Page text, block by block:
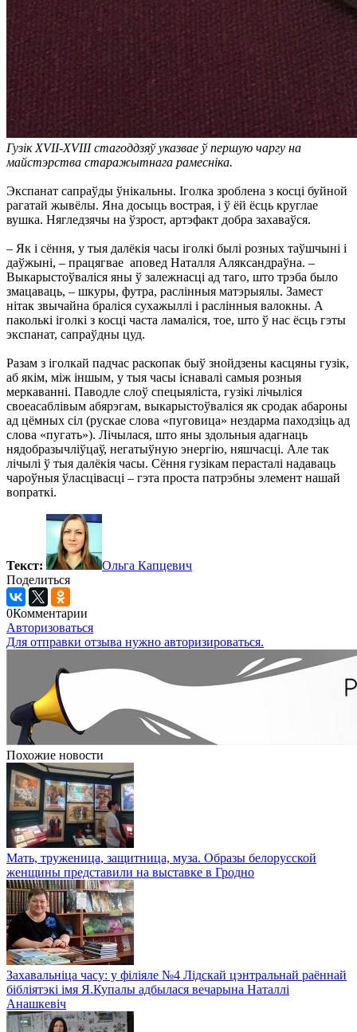
Гузік XVII-XVIII стагоддзяў указвае ў першую чаргу на
майстэрства старажытнага рамесніка.
Экспанат сапраўды ўнікальны. Іголка зроблена з косці буйной
рагатай жывёлы. Яна досыць вострая, і ў ёй ёсць круглае
вушка. Нягледзячы на ўзрост, артэфакт добра захаваўся.
– Як і сёння, у тыя далёкія часы іголкі былі розных таўшчыні і
даўжыні, – працягвае аповед Наталля Аляксандраўна. –
Выкарыстоўваліся яны ў залежнасці ад таго, што трэба было
змацаваць, – шкуры, футра, раслінныя матэрыялы. Замест
нітак звычайна браліся сухажыллі і раслінныя валокны. А
паколькі іголкі з косці часта ламаліся, тое, што ў нас ёсць гэты
экспанат, сапраўдны цуд.
Разам з іголкай падчас раскопак быў знойдзены касцяны гузік,
аб якім, між іншым, у тыя часы існавалі самыя розныя
меркаванні. Паводле слоў спецыяліста, гузікі лічыліся
своеасаблівым абярэгам, выкарыстоўваліся як сродак абароны
ад цёмных сіл (рускае слова «пуговица» нездарма паходзіць ад
слова «пугать»). Лічылася, што яны здольныя адагнаць
нядобразычліўцаў, негатыўную энергію, няшчасці. Але так
лічылі ў тыя далёкія часы. Сёння гузікам перасталі надаваць
чароўныя ўласцівасці – гэта проста патрэбны элемент нашай
вопраткі.
Текст:
Ольга Капцевич
Поделиться
0Комментарии
Авторизоваться
Для отправки отзыва нужно авторизироваться.
Похожие новости
Мать, труженица, защитница, муза. Образы белорусской
женщины представили на выставке в Гродно
Захавальніца часу: у філіяле №4 Лідскай цэнтральнай раённай
бібліятэкі імя Я.Купалы адбылася вечарына Наталлі
Анашкевіч